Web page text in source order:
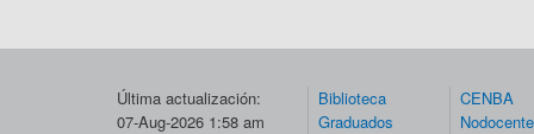
Última actualización:
07-Aug-2026 1:58 am
Biblioteca
Graduados
CENBA